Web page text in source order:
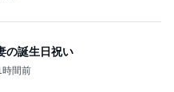
の誕生日祝い
時間前